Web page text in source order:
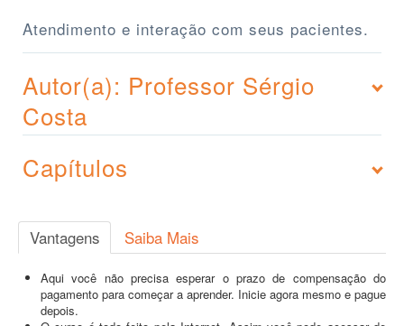
Atendimento e interação com seus pacientes.
Autor(a): Professor Sérgio
Costa
Capítulos
Vantagens Saiba Mais
Aqui você não precisa esperar o prazo de compensação do
pagamento para começar a aprender. Inicie agora mesmo e pague
depois.